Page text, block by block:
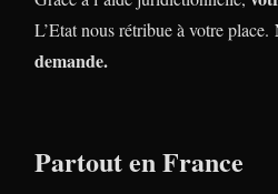
L’Etat nous rétribue à votre place.
demande.
Partout en France